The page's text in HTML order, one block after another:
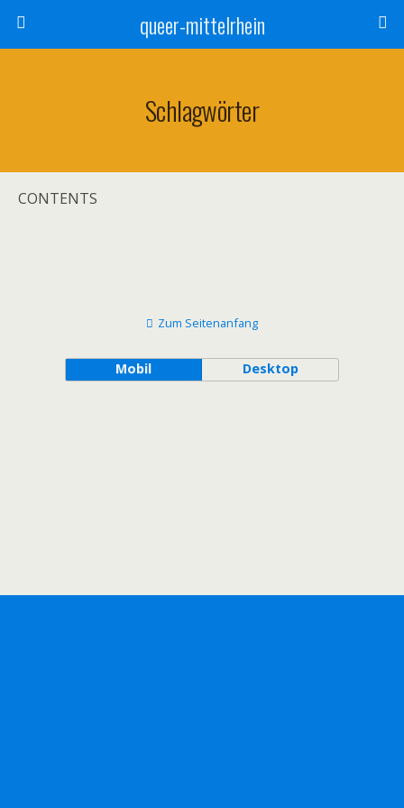
queer-mittelrhein
Schlagwörter
CONTENTS
Zum Seitenanfang
Mobil Desktop